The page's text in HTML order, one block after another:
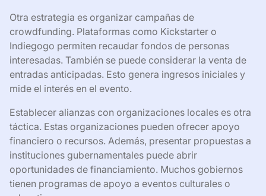
Otra estrategia es organizar campañas de
crowdfunding. Plataformas como Kickstarter o
Indiegogo permiten recaudar fondos de personas
interesadas. También se puede considerar la venta de
entradas anticipadas. Esto genera ingresos iniciales y
mide el interés en el evento.
Establecer alianzas con organizaciones locales es otra
táctica. Estas organizaciones pueden ofrecer apoyo
financiero o recursos. Además, presentar propuestas a
instituciones gubernamentales puede abrir
oportunidades de financiamiento. Muchos gobiernos
tienen programas de apoyo a eventos culturales o